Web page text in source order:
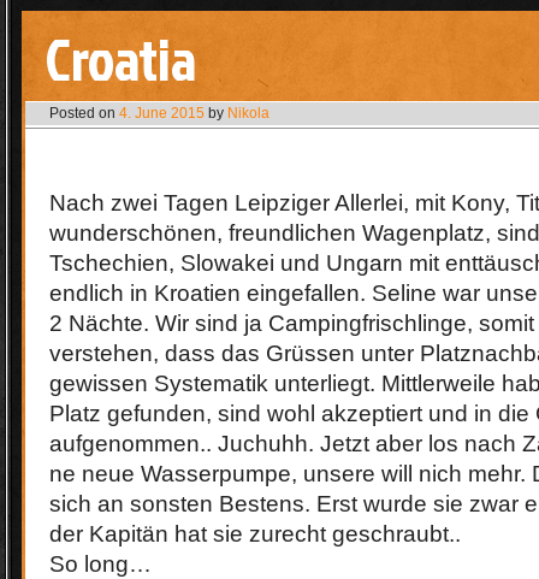
Croatia
Posted on 4. June 2015 by Nikola
Nach zwei Tagen Leipziger Allerlei, mit Kony,
wunderschönen, freundlichen Wagenplatz,
Tschechien, Slowakei und Ungarn mit
endlich in Kroatien eingefallen. Seline war
2 Nächte. Wir sind ja Campingfrischlinge,
verstehen, dass das Grüssen unter
gewissen Systematik unterliegt. Mittlerweile
Platz gefunden, sind wohl akzeptiert und in die
aufgenommen.. Juchuhh. Jetzt aber los nach
ne neue Wasserpumpe, unsere will nich mehr.
sich an sonsten Bestens. Erst wurde sie zwar
der Kapitän hat sie zurecht geschraubt..
So long…